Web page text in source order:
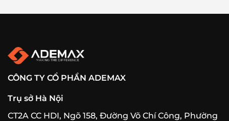
CÔNG TY CỔ PHẦN ADEMAX
Trụ sở Hà Nội
CT2A CC HDI, Ngõ 158, Đường Võ Chí Công, Phường